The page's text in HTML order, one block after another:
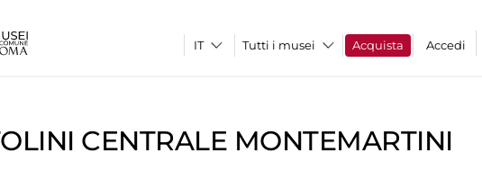
Tutti i musei Acquista Accedi
CENTRALE MONTEMARTINI